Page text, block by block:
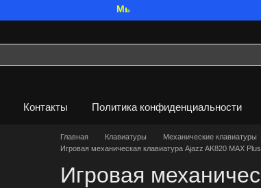
Мы работаем. Все будет Украина!
Контакты
Политика конфиденциальности
Главная Клавиатуры Механические клавиатуры
Игровая механическая клавиатура Ajazz AK820 MAX Plus
Игровая